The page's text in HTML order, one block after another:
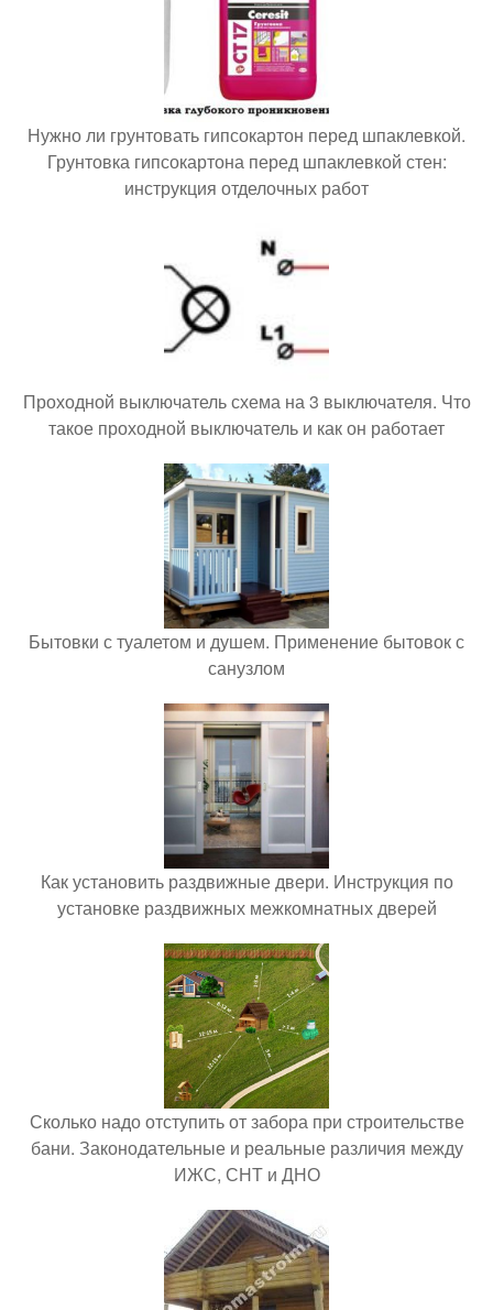
Нужно ли грунтовать гипсокартон перед шпаклевкой.
Грунтовка гипсокартона перед шпаклевкой стен:
инструкция отделочных работ
Проходной выключатель схема на 3 выключателя. Что
такое проходной выключатель и как он работает
Бытовки с туалетом и душем. Применение бытовок с
санузлом
Как установить раздвижные двери. Инструкция по
установке раздвижных межкомнатных дверей
Сколько надо отступить от забора при строительстве
бани. Законодательные и реальные различия между
ИЖС, СНТ и ДНО